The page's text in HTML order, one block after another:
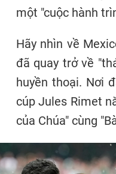
một "cuộc hành
Hãy nhìn về
đã quay trở về
huyền thoại. Nơi
cúp Jules Rimet
của Chúa" cùng